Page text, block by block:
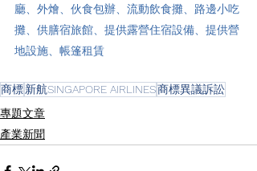
廳、外燴、伙食包辦、流動飲食攤、路邊小吃
攤、供膳宿旅館、提供露營住宿設備、提供營
地設施、帳篷租賃
商標新航SINGAPORE AIRLINES商標異議訴訟
專題文章
產業新聞